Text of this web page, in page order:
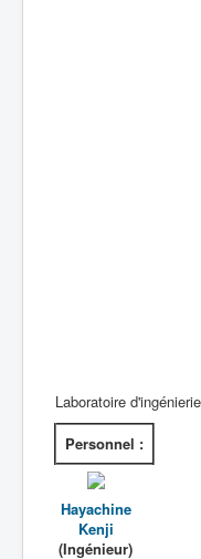
Laboratoire
Personnel :
Hayachine
Kenji
(Ingénieur)